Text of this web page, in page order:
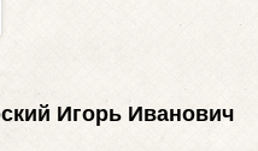
Игорь Иванович